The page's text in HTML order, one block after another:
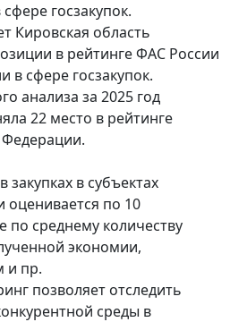
госзакупок.
Кировская область
в рейтинге ФАС России
в сфере госзакупок.
анализа за 2025 год
22 место в рейтинге
Федерации.
в субъектах
оценивается по 10
по среднему количеству
экономии,
и пр.
позволяет отследить
среды в